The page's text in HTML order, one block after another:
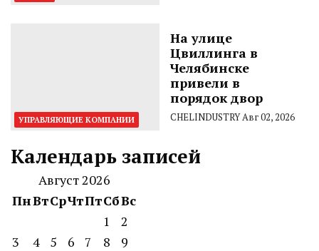
УПРАВЛЯЮЩИЕ КОМПАНИИ
На улице
Цвиллинга в
Челябинске
привели в
порядок двор
CHELINDUSTRYАвг 02, 2026
Календарь записей
Август 2026
ПнВтСрЧтПтСбВс
1
2
3
4 5 6 7 8
9